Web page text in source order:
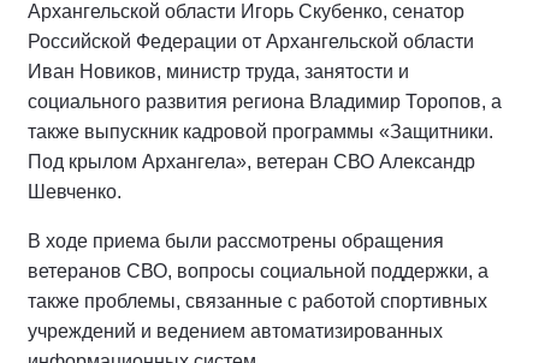
Архангельской области Игорь Скубенко, сенатор
Российской Федерации от Архангельской области
Иван Новиков, министр труда, занятости и
социального развития региона Владимир Торопов, а
также выпускник кадровой программы «Защитники.
Под крылом Архангела», ветеран СВО Александр
Шевченко.
В ходе приема были рассмотрены обращения
ветеранов СВО, вопросы социальной поддержки, а
также проблемы, связанные с работой спортивных
учреждений и ведением автоматизированных